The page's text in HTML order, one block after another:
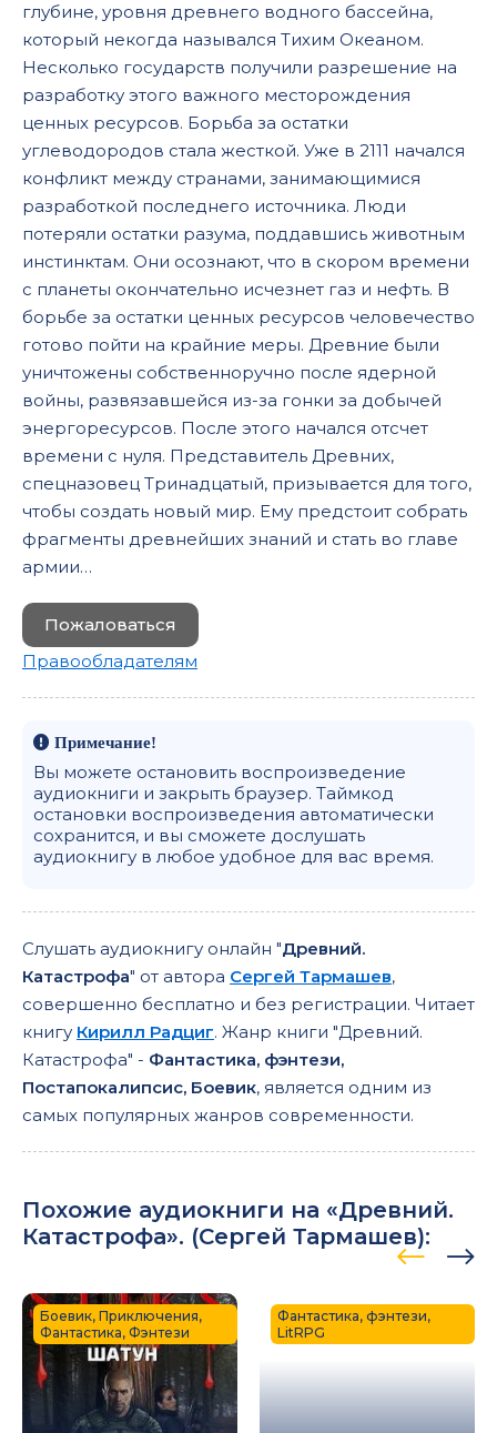
глубине, уровня древнего водного бассейна,
который некогда назывался Тихим Океаном.
Несколько государств получили разрешение на
разработку этого важного месторождения
ценных ресурсов. Борьба за остатки
углеводородов стала жесткой. Уже в 2111 начался
конфликт между странами, занимающимися
разработкой последнего источника. Люди
потеряли остатки разума, поддавшись животным
инстинктам. Они осознают, что в скором времени
с планеты окончательно исчезнет газ и нефть. В
борьбе за остатки ценных ресурсов человечество
готово пойти на крайние меры. Древние были
уничтожены собственноручно после ядерной
войны, развязавшейся из-за гонки за добычей
энергоресурсов. После этого начался отсчет
времени с нуля. Представитель Древних,
спецназовец Тринадцатый, призывается для того,
чтобы создать новый мир. Ему предстоит собрать
фрагменты древнейших знаний и стать во главе
армии…
Пожаловаться
Правообладателям
Примечание!
Вы можете остановить воспроизведение
аудиокниги и закрыть браузер. Таймкод
остановки воспроизведения автоматически
сохранится, и вы сможете дослушать
аудиокнигу в любое удобное для вас время.
Слушать аудиокнигу онлайн "Древний.
Катастрофа" от автора Сергей Тармашев,
совершенно бесплатно и без регистрации. Читает
книгу Кирилл Радциг. Жанр книги "Древний.
Катастрофа" - Фантастика, фэнтези,
Постапокалипсис, Боевик, является одним из
самых популярных жанров современности.
Похожие аудиокниги на «Древний.
Катастрофа». (Сергей Тармашев):
Боевик, Приключения,
Фантастика, Фэнтези
Фантастика, фэнтези,
LitRPG